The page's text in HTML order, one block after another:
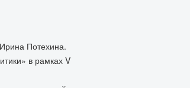
Потехина.
в рамках V